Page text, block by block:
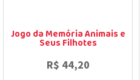
Jogo da Memória Animais e
Seus Filhotes
R$ 44,20